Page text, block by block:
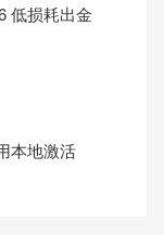
低损耗出金
本地激活